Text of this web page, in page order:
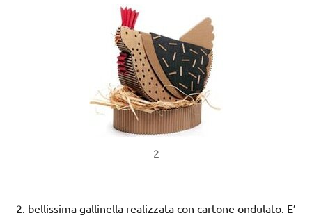
2
2. bellissima gallinella realizzata con cartone ondulato. E’